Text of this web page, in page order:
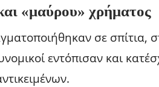
«μαύρου» χρήματος
σε σπίτια,
εντόπισαν και